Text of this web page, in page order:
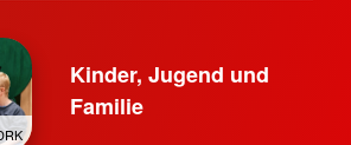
Kinder, Jugend und
Familie